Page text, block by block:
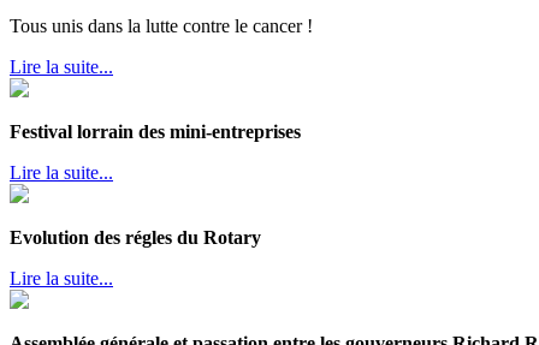
Tous unis dans la lutte contre le cancer !
Lire la suite...
Festival lorrain des mini-entreprises
Lire la suite...
Evolution des régles du Rotary
Lire la suite...